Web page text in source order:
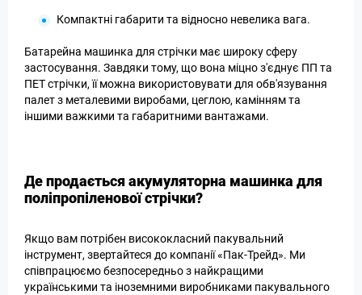
Компактні габарити та відносно невелика вага.
Батарейна машинка для стрічки має широку сферу
застосування. Завдяки тому, що вона міцно з'єднує ПП та
ПЕТ стрічки, її можна використовувати для обв'язування
палет з металевими виробами, цеглою, камінням та
іншими важкими та габаритними вантажами.
Де продається акумуляторна машинка для
поліпропіленової стрічки?
Якщо вам потрібен висококласний пакувальний
інструмент, звертайтеся до компанії «Пак-Трейд». Ми
співпрацюємо безпосередньо з найкращими
українськими та іноземними виробниками пакувального